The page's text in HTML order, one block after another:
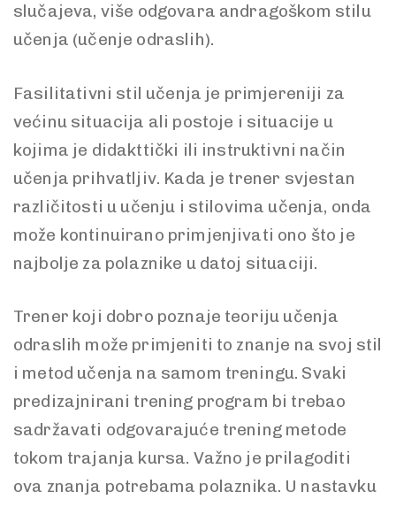
slučajeva, više odgovara andragoškom stilu
učenja (učenje odraslih).
Fasilitativni stil učenja je primjereniji za
većinu situacija ali postoje i situacije u
kojima je didakttički ili instruktivni način
učenja prihvatljiv. Kada je trener svjestan
različitosti u učenju i stilovima učenja, onda
može kontinuirano primjenjivati ono što je
najbolje za polaznike u datoj situaciji.
Trener koji dobro poznaje teoriju učenja
odraslih može primjeniti to znanje na svoj stil
i metod učenja na samom treningu. Svaki
predizajnirani trening program bi trebao
sadržavati odgovarajuće trening metode
tokom trajanja kursa. Važno je prilagoditi
ova znanja potrebama polaznika. U nastavku